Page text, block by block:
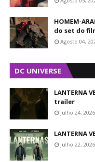
HOMEM-
do set do
Agosto 04,
DC UNIVERSE
LANTERNA
trailer
Julho 24, 2026
LANTERNA
Julho 22, 2026